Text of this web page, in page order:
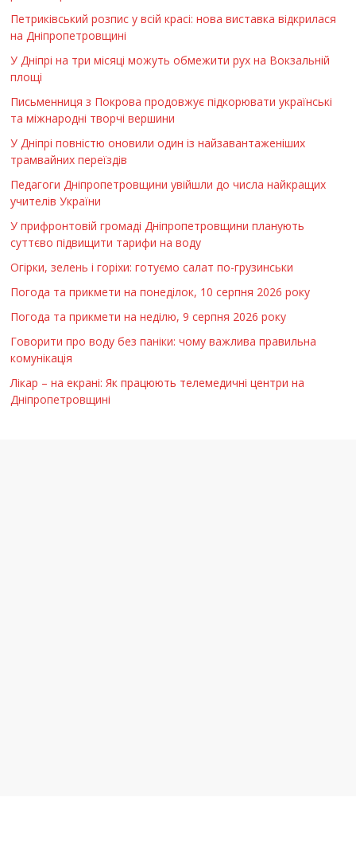
Петриківський розпис у всій красі: нова виставка відкрилася
на Дніпропетровщині
У Дніпрі на три місяці можуть обмежити рух на Вокзальній
площі
Письменниця з Покрова продовжує підкорювати українські
та міжнародні творчі вершини
У Дніпрі повністю оновили один із найзавантаженіших
трамвайних переїздів
Педагоги Дніпропетровщини увійшли до числа найкращих
учителів України
У прифронтовій громаді Дніпропетровщини планують
суттєво підвищити тарифи на воду
Огірки, зелень і горіхи: готуємо салат по-грузинськи
Погода та прикмети на понеділок, 10 серпня 2026 року
Погода та прикмети на неділю, 9 серпня 2026 року
Говорити про воду без паніки: чому важлива правильна
комунікація
Лікар – на екрані: Як працюють телемедичні центри на
Дніпропетровщині